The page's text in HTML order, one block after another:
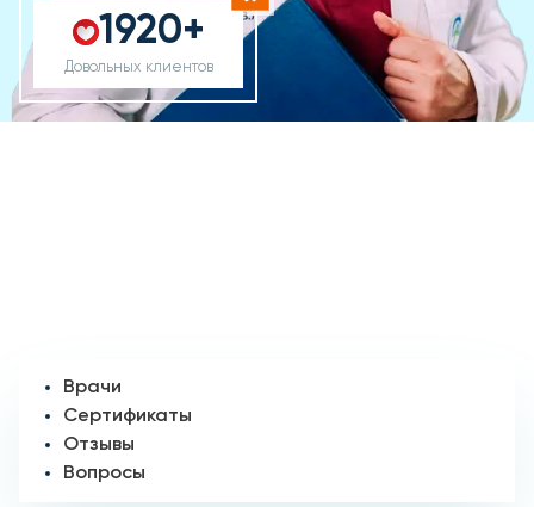
1920+
Довольных клиентов
Врачи
Сертификаты
Отзывы
Вопросы